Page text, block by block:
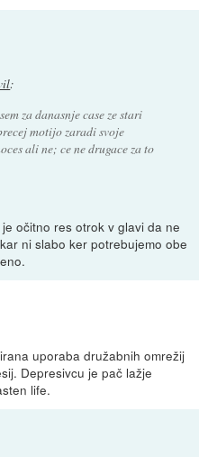
:
za danasnje case ze stari
motijo zaradi svoje
ali ne; ce ne drugace za to
očitno res otrok v glavi da ne
ni slabo ker potrebujemo obe
uporaba družabnih omrežij
Depresivcu je pač lažje
life.